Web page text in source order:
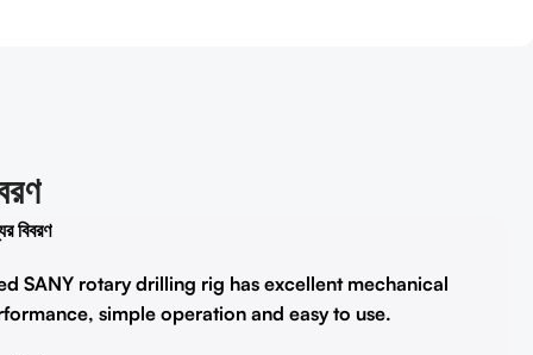
বিবরণ
SANY rotary drilling rig has excellent mechanical
simple operation and easy to use.